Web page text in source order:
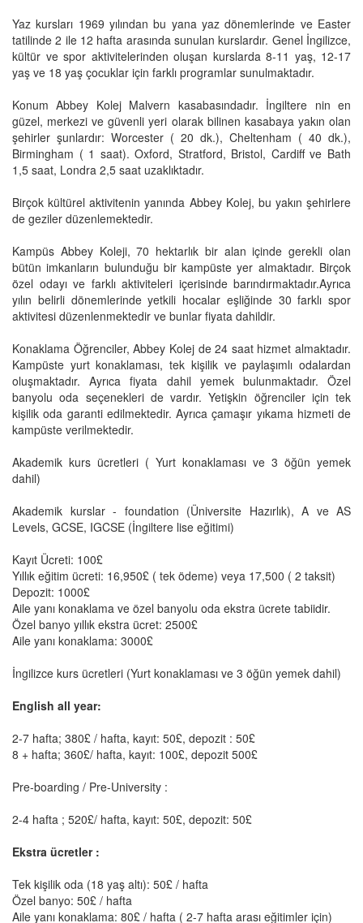
Yaz kursları 1969 yılından bu yana yaz dönemlerinde ve Easter
tatilinde 2 ile 12 hafta arasında sunulan kurslardır. Genel İngilizce,
kültür ve spor aktivitelerinden oluşan kurslarda 8-11 yaş, 12-17
yaş ve 18 yaş çocuklar için farklı programlar sunulmaktadır.
Konum Abbey Kolej Malvern kasabasındadır. İngiltere nin en
güzel, merkezi ve güvenli yeri olarak bilinen kasabaya yakın olan
şehirler şunlardır: Worcester ( 20 dk.), Cheltenham ( 40 dk.),
Birmingham ( 1 saat). Oxford, Stratford, Bristol, Cardiff ve Bath
1,5 saat, Londra 2,5 saat uzaklıktadır.
Birçok kültürel aktivitenin yanında Abbey Kolej, bu yakın şehirlere
de geziler düzenlemektedir.
Kampüs Abbey Koleji, 70 hektarlık bir alan içinde gerekli olan
bütün imkanların bulunduğu bir kampüste yer almaktadır. Birçok
özel odayı ve farklı aktiviteleri içerisinde barındırmaktadır.Ayrıca
yılın belirli dönemlerinde yetkili hocalar eşliğinde 30 farklı spor
aktivitesi düzenlenmektedir ve bunlar fiyata dahildir.
Konaklama Öğrenciler, Abbey Kolej de 24 saat hizmet almaktadır.
Kampüste yurt konaklaması, tek kişilik ve paylaşımlı odalardan
oluşmaktadır. Ayrıca fiyata dahil yemek bulunmaktadır. Özel
banyolu oda seçenekleri de vardır. Yetişkin öğrenciler için tek
kişilik oda garanti edilmektedir. Ayrıca çamaşır yıkama hizmeti de
kampüste verilmektedir.
Akademik kurs ücretleri ( Yurt konaklaması ve 3 öğün yemek
dahil)
Akademik kurslar - foundation (Üniversite Hazırlık), A ve AS
Levels, GCSE, IGCSE (İngiltere lise eğitimi)
Kayıt Ücreti: 100£
Yıllık eğitim ücreti: 16,950£ ( tek ödeme) veya 17,500 ( 2 taksit)
Depozit: 1000£
Aile yanı konaklama ve özel banyolu oda ekstra ücrete tabiidir.
Özel banyo yıllık ekstra ücret: 2500£
Aile yanı konaklama: 3000£
İngilizce kurs ücretleri (Yurt konaklaması ve 3 öğün yemek dahil)
English all year:
2-7 hafta; 380£ / hafta, kayıt: 50£, depozit : 50£
8 + hafta; 360£/ hafta, kayıt: 100£, depozit 500£
Pre-boarding / Pre-University :
2-4 hafta ; 520£/ hafta, kayıt: 50£, depozit: 50£
Ekstra ücretler :
Tek kişilik oda (18 yaş altı): 50£ / hafta
Özel banyo: 50£ / hafta
Aile yanı konaklama: 80£ / hafta ( 2-7 hafta arası eğitimler için)